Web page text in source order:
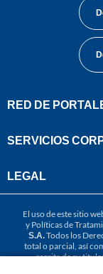
RED DE
SERVICIOS
LEGAL
El uso de este sitio
y Políticas de
S.A.Todos los
total o parcial, así
escrita de su